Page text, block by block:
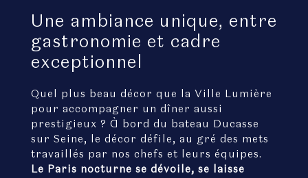
Une ambiance unique, entre
gastronomie et cadre
exceptionnel
Quel plus beau décor que la Ville Lumière
pour accompagner un dîner aussi
prestigieux ? À bord du bateau Ducasse
sur Seine, le décor défile, au gré des mets
travaillés par nos chefs et leurs équipes.
Le Paris nocturne se dévoile, se laisse